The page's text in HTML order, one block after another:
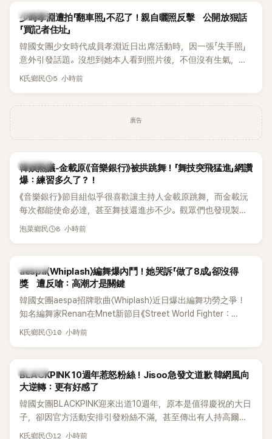
K-POP
少時孝淵遭拍「翻車照」不忍了！親自曬照反擊 公開放狠話
「買記者住址」
韓國女團少女時代成員孝淵近日出席活動時，因一張「失手照」
意外引發話題。沒想到她本人看到照片後，不但沒有生氣，反
而親自把照片放上IG限時動態開玩笑，甚至幽默喊話要「買記者
K氏鄉民 5 小時前
廣告
熱議討論
韓娛熱議-金載原《音樂銀行》被拱跳舞！「舞技突飛猛進」網讚
爆：練習多久了？！
《音樂銀行》節目組似乎很喜歡讓主持人金載原跳舞，而金載沅
每次都能使命必達，甚至舞技還進步不少。觀眾們也發現製作
單位對此樂此不疲。
泡菜鄉民 8 小時前
K-POP
aespa〈Whiplash〉編舞爆內鬥！她哭訴「做了8成」卻沒得
獎 遭反嗆：高潮才是關鍵
韓國女團aespa招牌歌曲〈Whiplash〉近日爆出編舞功勞之爭！
知名編舞家Renan在Mnet新節目《Street World Fighter：
Directors' War》預告中，公開談及自己在〈Whiplash〉編舞上的
K氏鄉民 10 小時前
K-POP
BLACKPINK 10週年惹怒粉絲！Jisoo急發文道歉 韓網風向
大逆轉：更有好感了
韓國女團BLACKPINK迎來出道10週年，原本是值得慶祝的大日
子，卻因官方活動安排引發粉絲不滿，甚至傳出有人持高爾夫
球桿到YG娛樂大樓鬧事。Jisoo今（8日）也親自發文向BLINK
K氏鄉民 12 小時前